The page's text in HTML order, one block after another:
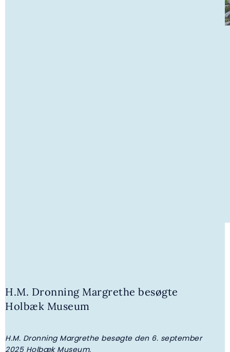
H.M. Dronning Margrethe besøgte
Holbæk Museum
H.M. Dronning Margrethe besøgte den 6. september
2025 Holbæk Museum.
H.M. Dronning Margrethe besøgte
Nyborg Slot